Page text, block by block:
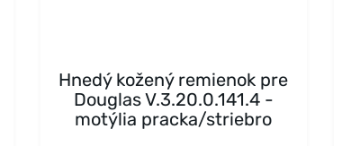
Hnedý kožený remienok pre
Douglas V.3.20.0.141.4 -
motýlia pracka/striebro